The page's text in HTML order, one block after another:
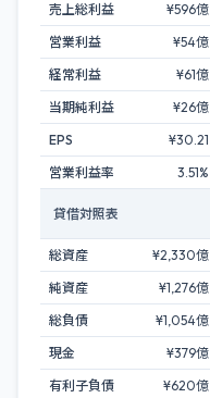
売上総利益
¥596億
営業利益
¥54億
経常利益
¥61億
当期純利益
¥26億
EPS
¥30.21
営業利益率
3.51%
貸借対照表
総資産 ¥2,330億
純資産
¥1,276億
総負債
¥1,054億
現金
¥379億
有利子負債
¥620億